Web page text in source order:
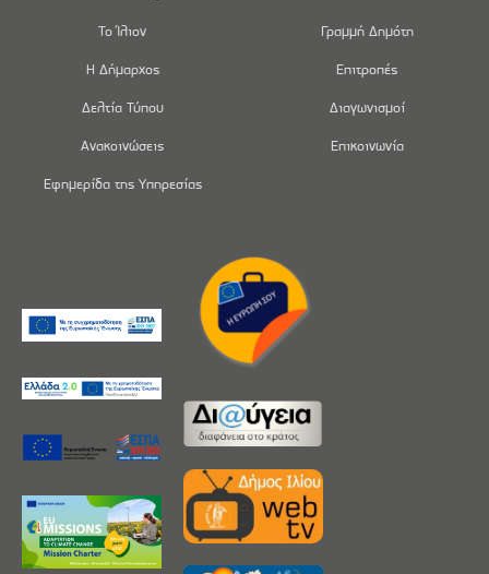
Το Ίλιον
Η Δήμαρχος
Δελτία Τύπου
Ανακοινώσεις
Εφημερίδα της Υπηρεσίας
Γραμμή Δημότη
Επιτροπές
Διαγωνισμοί
Επικοινωνία